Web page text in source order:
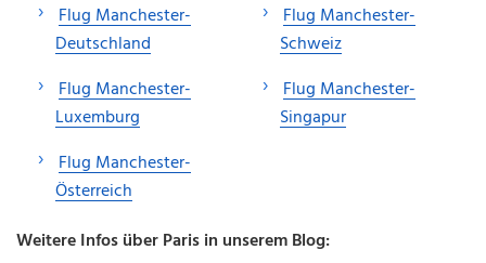
Flug Manchester-
Deutschland
Flug Manchester-
Luxemburg
Flug Manchester-
Österreich
Flug Manchester-
Schweiz
Flug Manchester-
Singapur
Weitere Infos über Paris in unserem Blog: